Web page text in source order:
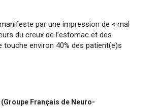
par une impression de « mal
du creux de l’estomac et des
touche environ 40% des patient(e)s
(Groupe Français de Neuro-